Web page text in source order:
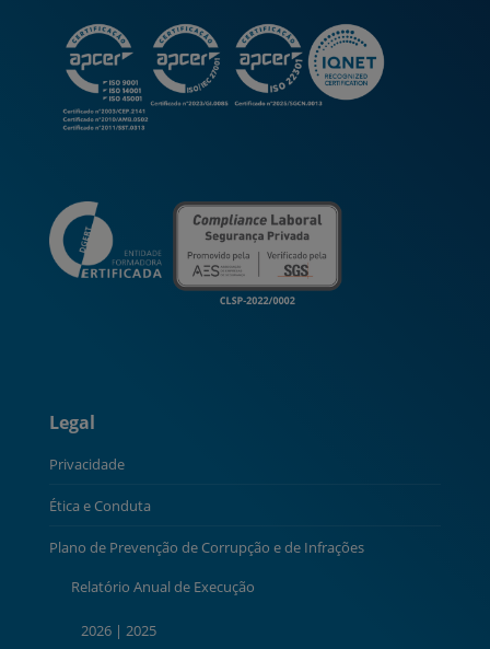
Legal
Privacidade
Ética e Conduta
Plano de Prevenção de Corrupção e de Infrações
Relatório Anual de Execução
2026| 2025